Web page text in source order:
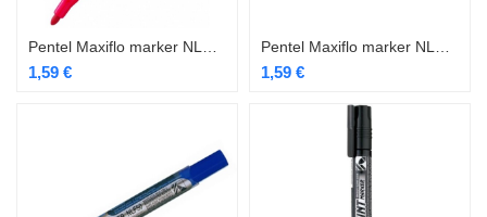
1,59 € 1,59 €